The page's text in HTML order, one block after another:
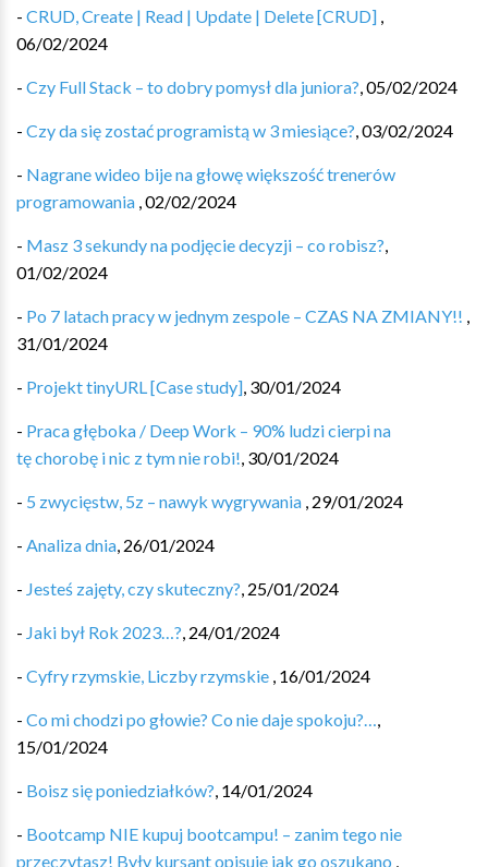
- CRUD, Create | Read | Update | Delete [CRUD] ️️ ,
06/02/2024
- Czy Full Stack – to dobry pomysł dla juniora?,05/02/2024
- Czy da się zostać programistą w 3 miesiące?,03/02/2024
- Nagrane wideo bije na głowę większość trenerów
programowania ,02/02/2024
- Masz 3 sekundy na podjęcie decyzji – co robisz?,
01/02/2024
- Po 7 latach pracy w jednym zespole – CZAS NA ZMIANY!! ,
31/01/2024
- Projekt tinyURL️️ [Case study], 30/01/2024
- Praca głęboka / Deep Work – 90% ludzi cierpi na
tę chorobę i nic z tym nie robi!, 30/01/2024
- 5 zwycięstw, 5z – nawyk wygrywania , 29/01/2024
- Analiza dnia, 26/01/2024
- Jesteś zajęty, czy skuteczny?, 25/01/2024
- Jaki był Rok 2023…?, 24/01/2024
- Cyfry rzymskie, Liczby rzymskie , 16/01/2024
- Co mi chodzi po głowie? Co nie daje spokoju?…,
15/01/2024
- Boisz się poniedziałków?, 14/01/2024
- Bootcamp NIE kupuj bootcampu! – zanim tego nie
przeczytasz! Były kursant opisuje jak go oszukano ,